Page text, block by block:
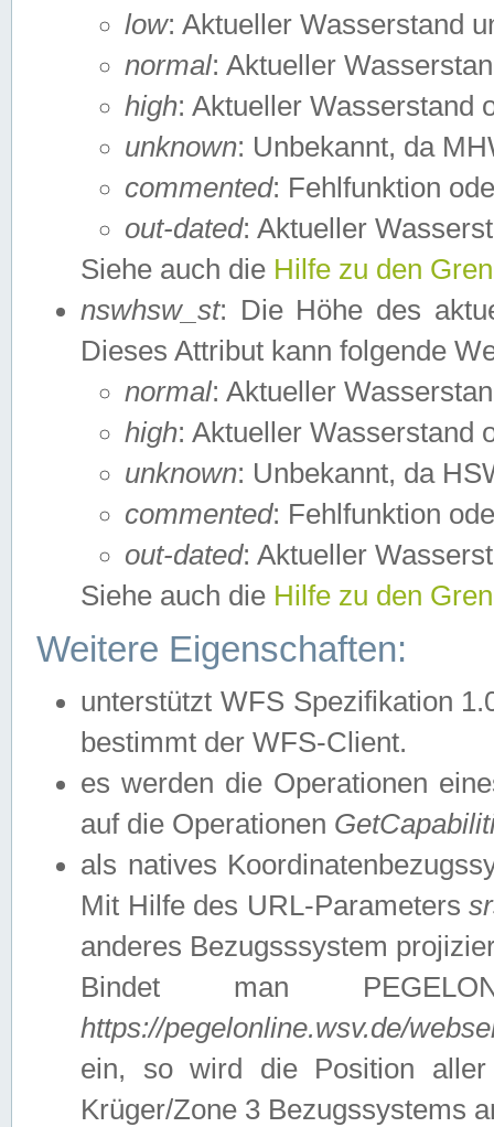
low: Aktueller Wasserstand
normal: Aktueller
high: Aktueller Wasserstand
unknown: Unbekannt, da
commented: Fehlfunktion
out-dated: Aktueller
Siehe auch die Hilfe zu den
nswhsw_st: Die Höhe des
Dieses Attribut kann folgende
normal: Aktueller
high: Aktueller Wasserstand
unknown: Unbekannt, da
commented: Fehlfunktion
out-dated: Aktueller
Siehe auch die Hilfe zu den
Weitere Eigenschaften:
unterstützt WFS Spezifikation
bestimmt der WFS-Client.
es werden die Operationen
auf die Operationen
als natives
Mit Hilfe des URL-Parameters
anderes Bezugsssystem
Bindet man
https://pegelonline.wsv.de/
ein, so wird die Position
Krüger/Zone 3 Bezugssystems